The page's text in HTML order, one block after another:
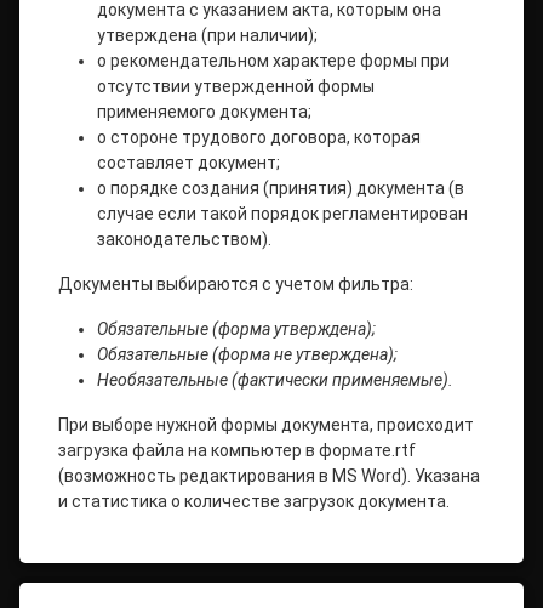
документа с указанием акта, которым она
утверждена (при наличии);
о рекомендательном характере формы при
отсутствии утвержденной формы
применяемого документа;
о стороне трудового договора, которая
составляет документ;
о порядке создания (принятия) документа (в
случае если такой порядок регламентирован
законодательством).
Документы выбираются с учетом фильтра:
Обязательные (форма утверждена);
Обязательные (форма не утверждена);
Необязательные (фактически применяемые).
При выборе нужной формы документа, происходит
загрузка файла на компьютер в формате.rtf
(возможность редактирования в MS Word). Указана
и статистика о количестве загрузок документа.